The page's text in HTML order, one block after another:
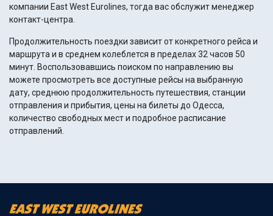
компании East West Eurolines, тогда вас обслужит менеджер
контакт-центра.
Продолжительность поездки зависит от конкретного рейса и
маршрута и в среднем колеблется в пределах 32 часов 50
минут. Воспользовавшись поиском по направлению вы
можете просмотреть все доступные рейсы на выбранную
дату, среднюю продолжительность путешествия, станции
отправления и прибытия, цены на билеты до Одесса,
количество свободных мест и подробное расписание
отправлений.